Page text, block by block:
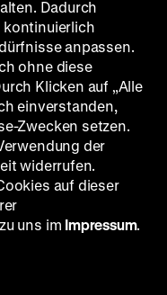
- 07.01.1964
112/1964 -
Passierscheine
Weihnachten 1963 in
17’ · 35 mm Wo ein
Hadaschik,
25’· 35 mm DO
· Einführung:
1963/64 können
nächsten
– 28
Mauer. Möglich
das
DDR und dem
Auf
Dadurch
kontinuierlich
anpassen.
ohne diese
Klicken auf „Alle
einverstanden,
Zwecken setzen.
der
widerrufen.
auf dieser
uns im Impressum.